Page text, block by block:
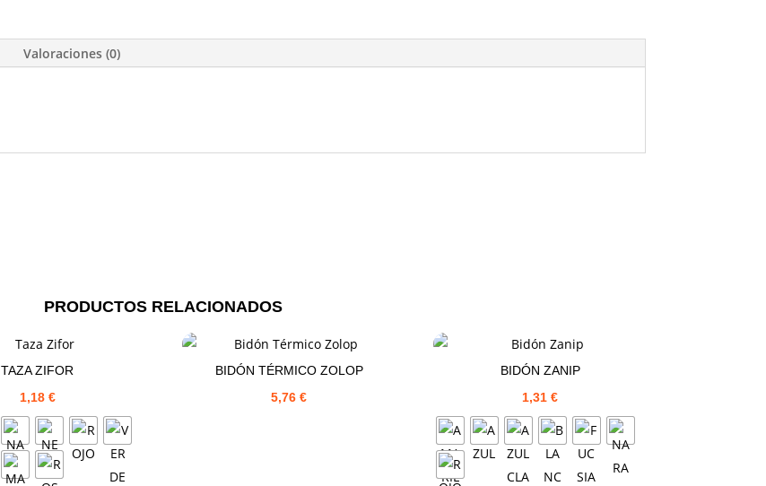
Valoraciones (0)
PRODUCTOS RELACIONADOS
TAZA ZIFOR
1,18 €
BIDÓN TÉRMICO ZOLOP
5,76€
BIDÓN ZANIP
1,31€